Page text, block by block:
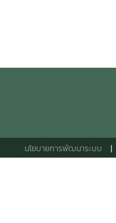
นโยบายการพัฒนาระบบ |